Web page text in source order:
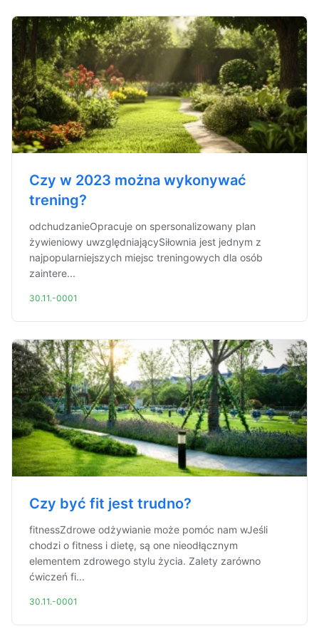
Czy w 2023 można wykonywać
trening?
odchudzanieOpracuje on spersonalizowany plan
żywieniowy uwzględniającySiłownia jest jednym z
najpopularniejszych miejsc treningowych dla osób
zaintere...
30.11.-0001
Czy być fit jest trudno?
fitnessZdrowe odżywianie może pomóc nam wJeśli
chodzi o fitness i dietę, są one nieodłącznym
elementem zdrowego stylu życia. Zalety zarówno
ćwiczeń fi...
30.11.-0001